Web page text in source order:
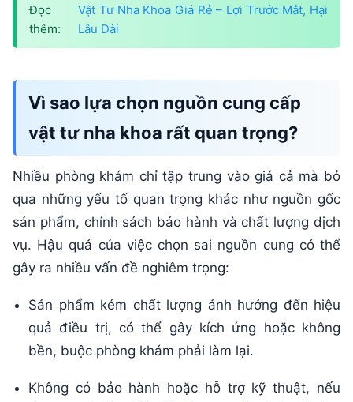
Đọc
thêm:
Vật Tư Nha Khoa Giá Rẻ – Lợi Trước Mắt, Hại
Lâu Dài
Vì sao lựa chọn nguồn cung cấp
vật tư nha khoa rất quan trọng?
Nhiều phòng khám chỉ tập trung vào giá cả mà bỏ
qua những yếu tố quan trọng khác như nguồn gốc
sản phẩm, chính sách bảo hành và chất lượng dịch
vụ. Hậu quả của việc chọn sai nguồn cung có thể
gây ra nhiều vấn đề nghiêm trọng:
Sản phẩm kém chất lượng ảnh hưởng đến hiệu
quả điều trị, có thể gây kích ứng hoặc không
bền, buộc phòng khám phải làm lại.
Không có bảo hành hoặc hỗ trợ kỹ thuật, nếu